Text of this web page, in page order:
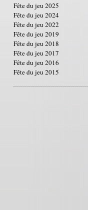
Fête du jeu 2025
Fête du jeu 2024
Fête du jeu 2022
Fête du jeu 2019
Fête du jeu 2018
Fête du jeu 2017
Fête du jeu 2016
Fête du jeu 2015